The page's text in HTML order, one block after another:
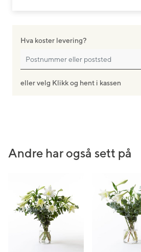
Hva koster levering?
eller velg Klikk og hent i kassen
Andre har også sett på